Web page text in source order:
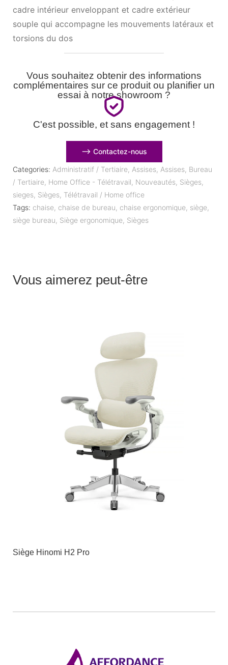
cadre intérieur enveloppant et cadre extérieur
souple qui accompagne les mouvements latéraux et
torsions du dos
Vous souhaitez obtenir des informations
complémentaires sur ce produit ou planifier un
essai à notre showroom ?
C'est possible, et sans engagement !
⟶ Contactez-nous
Categories: Administratif / Tertiaire, Assises, Assises, Bureau
/ Tertiaire, Home Office - Télétravail, Nouveautés, Sièges,
sieges, Sièges, Télétravail / Home office
Tags: chaise, chaise de bureau, chaise ergonomique, siège,
siège bureau, Siège ergonomique, Sièges
Vous aimerez peut-être
Siège Hinomi H2 Pro